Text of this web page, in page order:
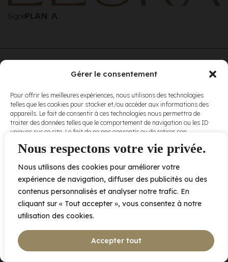
Nous respectons votre vie privée.
Nous utilisons des cookies pour améliorer votre
expérience de navigation, diffuser des publicités ou des
contenus personnalisés et analyser notre trafic. En
cliquant sur « Tout accepter », vous consentez à notre
utilisation des cookies.
Accepter tout
Gérer le consentement
Pour offrir les meilleures expériences, nous utilisons des technologies
telles que les cookies pour stocker et/ou accéder aux informations des
appareils. Le fait de consentir à ces technologies nous permettra de
traiter des données telles que le comportement de navigation ou les ID
uniques sur ce site. Le fait de ne pas consentir ou de retirer son
et fonctions.
Accepter
Refuser
Signé
conditions
d’utilisationet
nospolitiques
de
confidentialité .
2005 av. de Bois-de-Boulogne, Laval QC H7N 0J7